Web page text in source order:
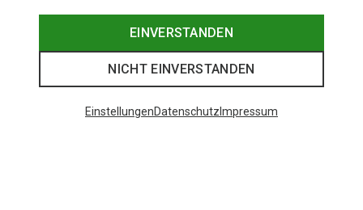
Ski Manufaktur hergestellt und überzeugen längst
durch ihre hohe Qualität und Zuverlässigkeit.
Firmensitz… Salt Lake City, Utah
EINVERSTANDEN
NICHT EINVERSTANDEN
EinstellungenDatenschutz Impressum